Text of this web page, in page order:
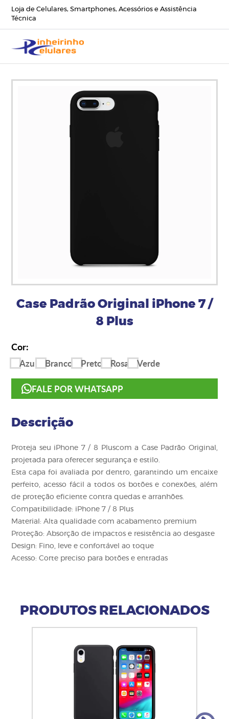
Loja de Celulares, Smartphones, Acessórios e Assistência
Técnica
Case Padrão Original iPhone 7 /
8 Plus
Cor:
Azul Branco Preto Rosa Verde
FALE POR WHATSAPP
Descrição
Proteja seu iPhone 7 / 8 Pluscom a Case Padrão Original,
projetada para oferecer segurança e estilo.
Esta capa foi avaliada por dentro, garantindo um encaixe
perfeito, acesso fácil a todos os botões e conexões, além
de proteção eficiente contra quedas e arranhões.
Compatibilidade: iPhone 7 / 8 Plus
Material: Alta qualidade com acabamento premium
Proteção: Absorção de impactos e resistência ao desgaste
Design: Fino, leve e confortável ao toque
Acesso: Corte preciso para botões e entradas
PRODUTOS RELACIONADOS